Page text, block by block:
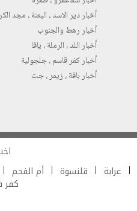
أخبار دير الاسد ، البعنة ، مجد
أخبار رهط والجنوب
أخبار اللد ، الرملة ، يافا
أخبار كفر قاسم ، جلجولية
أخبار باقة ، زيمر ، جت
عرابة قلنسوة أم الفحم
كفر